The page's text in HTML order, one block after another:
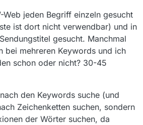
jeden Begriff einzeln gesucht
ist dort nicht verwendbar) und in
gesucht. Manchmal
bei mehreren Keywords und ich
schon oder nicht? 30-45
den Keywords suche (und
Zeichenketten suchen, sondern
der Wörter suchen, da